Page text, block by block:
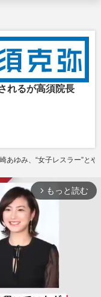
れるが高須院長
あゆみ、“女子レスラー”と
arrow_forward_ios もっと読む